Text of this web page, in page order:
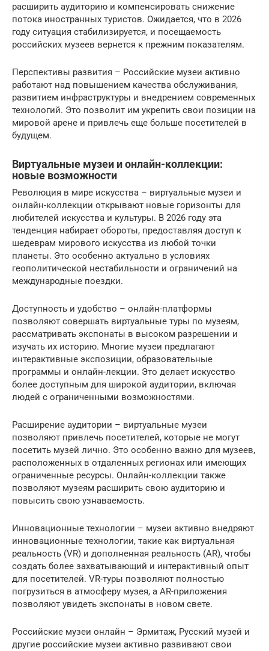
расширить аудиторию и компенсировать снижение
потока иностранных туристов. Ожидается, что в 2026
году ситуация стабилизируется, и посещаемость
российских музеев вернется к прежним показателям.
Перспективы развития – Российские музеи активно
работают над повышением качества обслуживания,
развитием инфраструктуры и внедрением современных
технологий. Это позволит им укрепить свои позиции на
мировой арене и привлечь еще больше посетителей в
будущем.
Виртуальные музеи и онлайн-коллекции:
новые возможности
Революция в мире искусства – виртуальные музеи и
онлайн-коллекции открывают новые горизонты для
любителей искусства и культуры. В 2026 году эта
тенденция набирает обороты, предоставляя доступ к
шедеврам мирового искусства из любой точки
планеты. Это особенно актуально в условиях
геополитической нестабильности и ограничений на
международные поездки.
Доступность и удобство – онлайн-платформы
позволяют совершать виртуальные туры по музеям,
рассматривать экспонаты в высоком разрешении и
изучать их историю. Многие музеи предлагают
интерактивные экспозиции, образовательные
программы и онлайн-лекции. Это делает искусство
более доступным для широкой аудитории, включая
людей с ограниченными возможностями.
Расширение аудитории – виртуальные музеи
позволяют привлечь посетителей, которые не могут
посетить музей лично. Это особенно важно для музеев,
расположенных в отдаленных регионах или имеющих
ограниченные ресурсы. Онлайн-коллекции также
позволяют музеям расширить свою аудиторию и
повысить свою узнаваемость.
Инновационные технологии – музеи активно внедряют
инновационные технологии, такие как виртуальная
реальность (VR) и дополненная реальность (AR), чтобы
создать более захватывающий и интерактивный опыт
для посетителей. VR-туры позволяют полностью
погрузиться в атмосферу музея, а AR-приложения
позволяют увидеть экспонаты в новом свете.
Российские музеи онлайн – Эрмитаж, Русский музей и
другие российские музеи активно развивают свои